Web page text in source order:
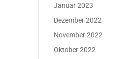
Januar 2023
Dezember 2022
November 2022
Oktober 2022